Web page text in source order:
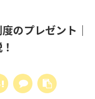
のプレゼント｜